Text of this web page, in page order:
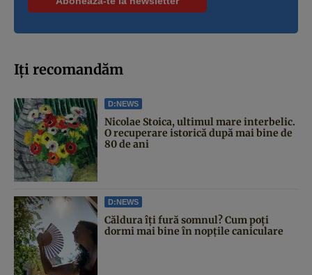
Iți recomandăm
D:NEWS
Nicolae Stoica, ultimul mare interbelic.
O recuperare istorică după mai bine de
80 de ani
D:NEWS
Căldura îți fură somnul? Cum poți
dormi mai bine în nopțile caniculare